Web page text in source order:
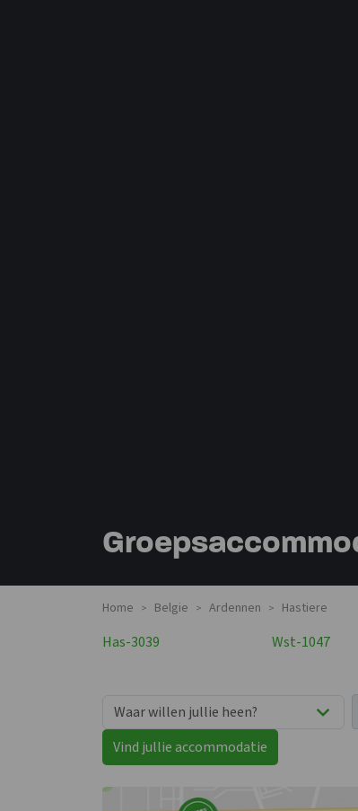
Home > Belgie > Ardennen > Hastiere
Has-3039 Wst-1047
Vind jullie accommodatie